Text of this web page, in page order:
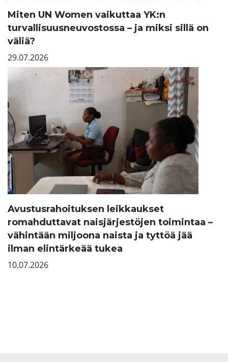
Miten UN Women vaikuttaa YK:n
turvallisuusneuvostossa – ja miksi sillä on
väliä?
29.07.2026
Avustusrahoituksen leikkaukset
romahduttavat naisjärjestöjen toimintaa –
vähintään miljoona naista ja tyttöä jää
ilman elintärkeää tukea
10.07.2026